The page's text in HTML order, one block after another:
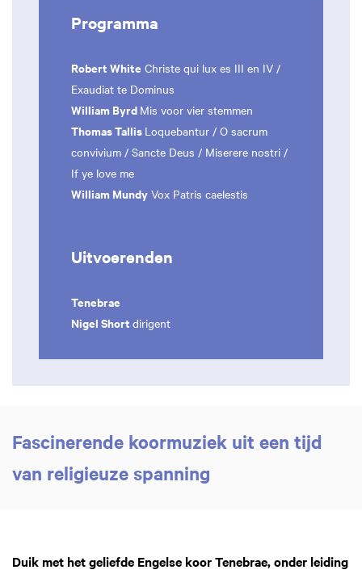
Programma
Robert White Christe qui lux es III en IV /
Exaudiat te Dominus
William Byrd Mis voor vier stemmen
Thomas Tallis Loquebantur / O sacrum
convivium / Sancte Deus / Miserere nostri /
If ye love me
William Mundy Vox Patris caelestis
Uitvoerenden
Tenebrae
Nigel Short dirigent
Fascinerende koormuziek uit een tijd
van religieuze spanning
Duik met het geliefde Engelse koor Tenebrae, onder leiding